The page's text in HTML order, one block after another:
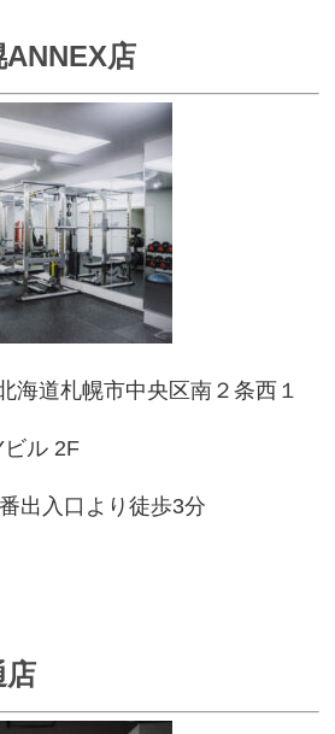
店
海道札幌市中央区南２条西１
ビル 2F
出入口より徒歩3分
店